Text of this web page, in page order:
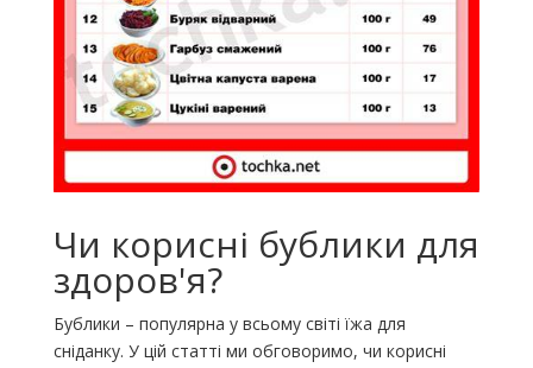
Чи корисні бублики для
здоров'я?
Бублики – популярна у всьому світі їжа для
сніданку. У цій статті ми обговоримо, чи корисні